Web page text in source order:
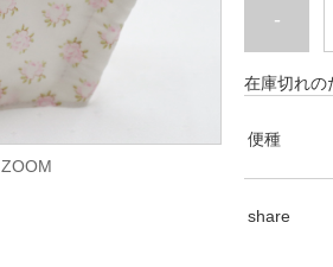
ZOOM
-
在庫切れの
便種
share